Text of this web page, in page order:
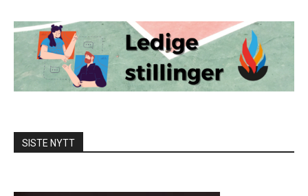
SISTE NYTT